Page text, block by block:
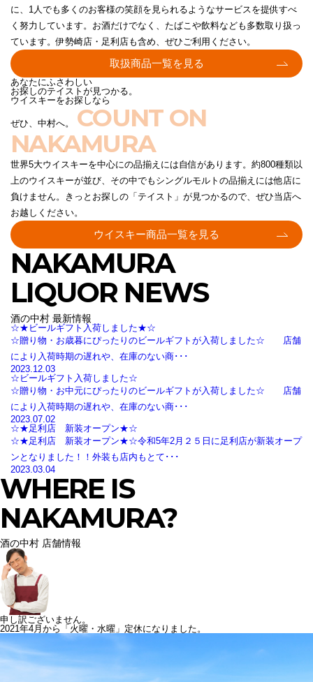
に、1人でも多くのお客様の笑顔を見られるようなサービスを提供すべ
く努力しています。お酒だけでなく、たばこや飲料なども多数取り扱っ
ています。伊勢崎店・足利店も含め、ぜひご利用ください。
取扱商品一覧を見る
あなたにふさわしい
お探しのテイストが見つかる。
ウイスキーをお探しなら
ぜひ、中村へ。 COUNT ON
NAKAMURA
世界5大ウイスキーを中心にの品揃えには自信があります。約800種類以
上のウイスキーが並び、その中でもシングルモルトの品揃えには他店に
負けません。きっとお探しの「テイスト」が見つかるので、ぜひ当店へ
お越しください。
ウイスキー商品一覧を見る
NAKAMURA
LIQUOR NEWS
酒の中村 最新情報
☆★ビールギフト入荷しました★☆
☆贈り物・お歳暮にぴったりのビールギフトが入荷しました☆ 店舗
により入荷時期の遅れや、在庫のない商･･･
2023.12.03
☆ビールギフト入荷しました☆
☆贈り物・お中元にぴったりのビールギフトが入荷しました☆ 店舗
により入荷時期の遅れや、在庫のない商･･･
2023.07.02
☆★足利店 新装オープン★☆
☆★足利店 新装オープン★☆令和5年2月２５日に足利店が新装オープ
ンとなりました！！外装も店内もとて･･･
2023.03.04
WHERE IS
NAKAMURA?
酒の中村 店舗情報
申し訳ございません。
2021年4月から「火曜・水曜」定休になりました。